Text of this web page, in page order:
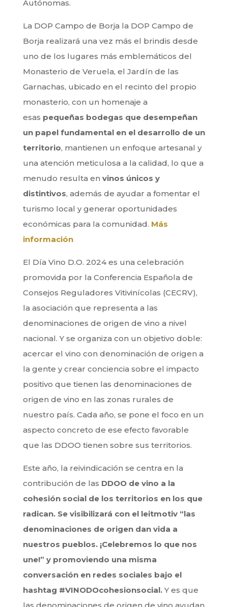
Autónomas.
La DOP Campo de Borja la DOP Campo de
Borja realizará una vez más el brindis desde
uno de los lugares más emblemáticos del
Monasterio de Veruela, el Jardín de las
Garnachas, ubicado en el recinto del propio
monasterio, con un homenaje a
esas pequeñas bodegas que desempeñan
un papel fundamental en el desarrollo de un
territorio, mantienen un enfoque artesanal y
una atención meticulosa a la calidad, lo que a
menudo resulta en vinos únicos y
distintivos, además de ayudar a fomentar el
turismo local y generar oportunidades
económicas para la comunidad. Más
información
El Día Vino D.O. 2024 es una celebración
promovida por la Conferencia Española de
Consejos Reguladores Vitivinícolas (CECRV),
la asociación que representa a las
denominaciones de origen de vino a nivel
nacional. Y se organiza con un objetivo doble:
acercar el vino con denominación de origen a
la gente y crear conciencia sobre el impacto
positivo que tienen las denominaciones de
origen de vino en las zonas rurales de
nuestro país. Cada año, se pone el foco en un
aspecto concreto de ese efecto favorable
que las DDOO tienen sobre sus territorios.
Este año, la reivindicación se centra en la
contribución de las DDOO de vino a la
cohesión social de los territorios en los que
radican. Se visibilizará con el leitmotiv “las
denominaciones de origen dan vida a
nuestros pueblos. ¡Celebremos lo que nos
une!” y promoviendo una misma
conversación en redes sociales bajo el
hashtag #VINODOcohesionsocial.Y es que